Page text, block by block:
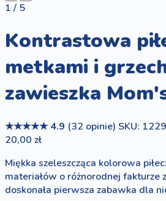
1 / 5
Kontrastowa
metkami i
zawieszka
★★★★★ 4.9 (32 opinie) SKU:
20,00 zł
Miękka szeleszcząca kolorowa
materiałów o różnorodnej fakturze
doskonała pierwsza zabawka dla